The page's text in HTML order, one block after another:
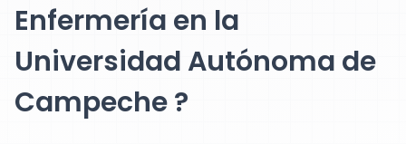
Enfermería en la
Universidad Autónoma de
Campeche ?